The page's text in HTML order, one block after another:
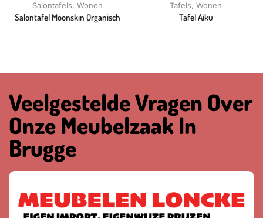
Salontafels, Wonen
Salontafel Moonskin Organisch
Tafels, Wonen
Tafel Aiku
Veelgestelde Vragen Over
Onze Meubelzaak In
Brugge